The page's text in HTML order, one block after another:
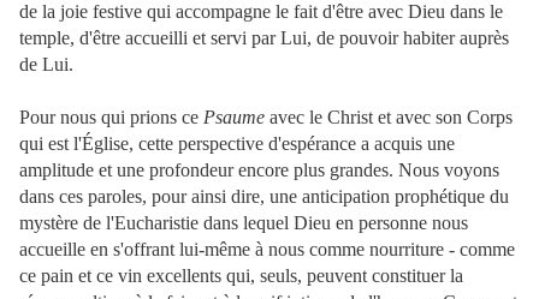
de la joie festive qui accompagne le fait d'être avec Dieu dans le
temple, d'être accueilli et servi par Lui, de pouvoir habiter auprès
de Lui.
Pour nous qui prions ce Psaume avec le Christ et avec son Corps
qui est l'Église, cette perspective d'espérance a acquis une
amplitude et une profondeur encore plus grandes. Nous voyons
dans ces paroles, pour ainsi dire, une anticipation prophétique du
mystère de l'Eucharistie dans lequel Dieu en personne nous
accueille en s'offrant lui-même à nous comme nourriture - comme
ce pain et ce vin excellents qui, seuls, peuvent constituer la